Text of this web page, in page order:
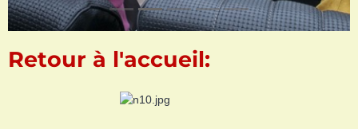
Retour à l'accueil: